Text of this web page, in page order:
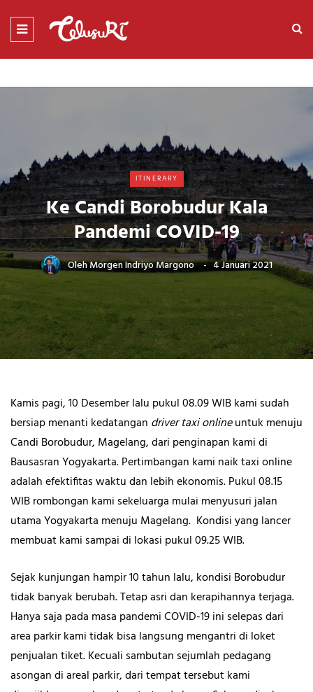
ITINERARY
Ke Candi Borobudur Kala
Pandemi COVID-19
OlehMorgen Indriyo Margono 4 Januari 2021
Kamis pagi, 10 Desember lalu pukul 08.09 WIB kami sudah
bersiap menanti kedatangan driver taxi onlineuntuk menuju
Candi Borobudur, Magelang, dari penginapan kami di
Bausasran Yogyakarta. Pertimbangan kami naik taxi online
adalah efektifitas waktu dan lebih ekonomis. Pukul 08.15
WIB rombongan kami sekeluarga mulai menyusuri jalan
utama Yogyakarta menuju Magelang. Kondisi yang lancer
membuat kami sampai di lokasi pukul 09.25 WIB.
Sejak kunjungan hampir 10 tahun lalu, kondisi Borobudur
tidak banyak berubah. Tetap asri dan kerapihannya terjaga.
Hanya saja pada masa pandemi COVID-19 ini selepas dari
area parkir kami tidak bisa langsung mengantri di loket
penjualan tiket. Kecuali sambutan sejumlah pedagang
asongan di areal parkir, dari tempat tersebut kami